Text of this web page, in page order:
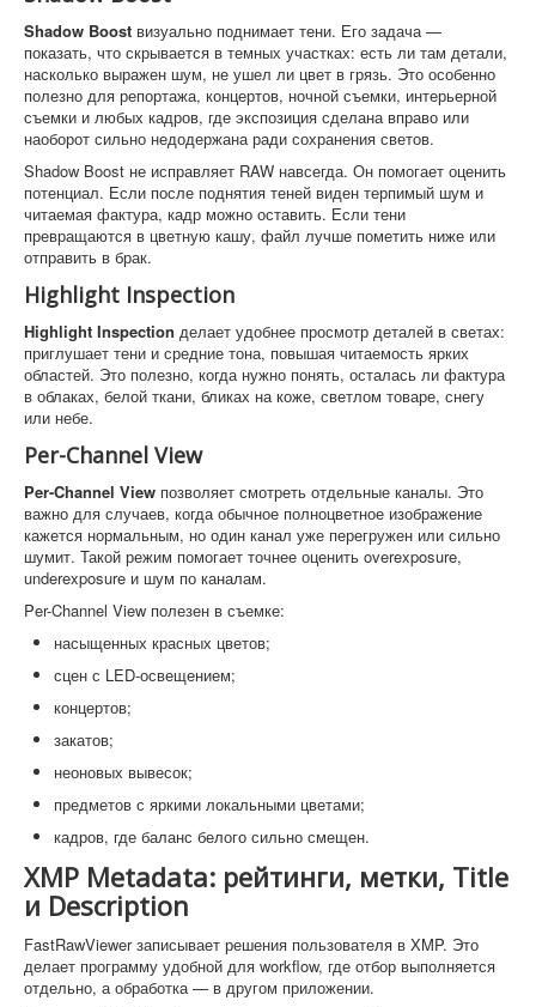
Shadow Boost визуально поднимает тени. Его задача —
показать, что скрывается в темных участках: есть ли там детали,
насколько выражен шум, не ушел ли цвет в грязь. Это особенно
полезно для репортажа, концертов, ночной съемки, интерьерной
съемки и любых кадров, где экспозиция сделана вправо или
наоборот сильно недодержана ради сохранения светов.
Shadow Boost не исправляет RAW навсегда. Он помогает оценить
потенциал. Если после поднятия теней виден терпимый шум и
читаемая фактура, кадр можно оставить. Если тени
превращаются в цветную кашу, файл лучше пометить ниже или
отправить в брак.
Highlight Inspection
Highlight Inspection делает удобнее просмотр деталей в светах:
приглушает тени и средние тона, повышая читаемость ярких
областей. Это полезно, когда нужно понять, осталась ли фактура
в облаках, белой ткани, бликах на коже, светлом товаре, снегу
или небе.
Per-Channel View
Per-Channel View позволяет смотреть отдельные каналы. Это
важно для случаев, когда обычное полноцветное изображение
кажется нормальным, но один канал уже перегружен или сильно
шумит. Такой режим помогает точнее оценить overexposure,
underexposure и шум по каналам.
Per-Channel View полезен в съемке:
насыщенных красных цветов;
сцен с LED-освещением;
концертов;
закатов;
неоновых вывесок;
предметов с яркими локальными цветами;
кадров, где баланс белого сильно смещен.
XMP Metadata: рейтинги, метки, Title
и Description
FastRawViewer записывает решения пользователя в XMP. Это
делает программу удобной для workflow, где отбор выполняется
отдельно, а обработка — в другом приложении.